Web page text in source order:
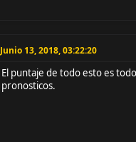
Junio 13, 2018, 03:22:20
El puntaje de todo esto es
pronosticos.